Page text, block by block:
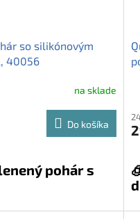
so silikónovým
40056
na sklade
Do košíka
pohár s
pohár s bambusovým